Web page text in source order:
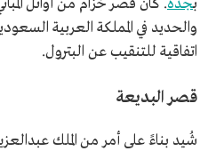
بجدة. كان قصر خزام من أوائل
والحديد في المملكة العربية
اتفاقية للتنقيب عن البترول.
قصر البديعة
شُيد بناءً على أمر من الملك عبدالعزيز عام 1353هـ/